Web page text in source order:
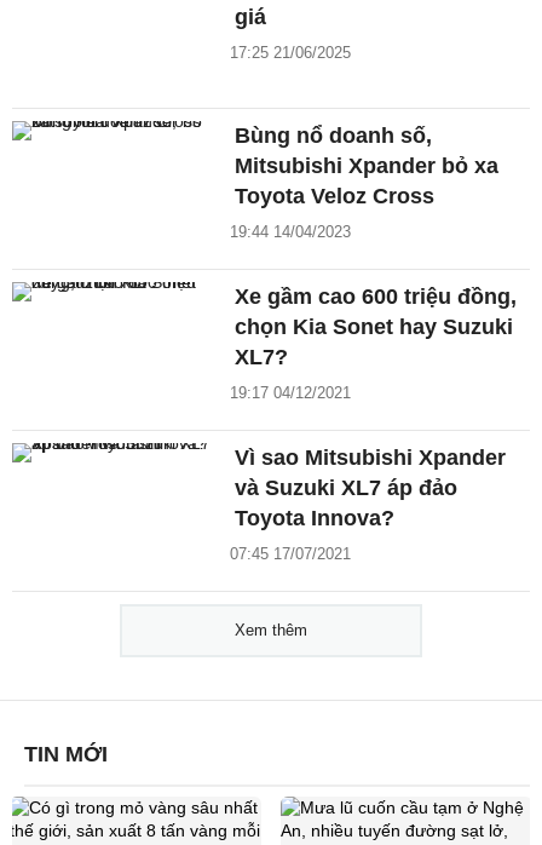
giá
17:25 21/06/2025
Bùng nổ doanh số,
Mitsubishi Xpander bỏ xa
Toyota Veloz Cross
19:44 14/04/2023
Xe gầm cao 600 triệu đồng,
chọn Kia Sonet hay Suzuki
XL7?
19:17 04/12/2021
Vì sao Mitsubishi Xpander
và Suzuki XL7 áp đảo
Toyota Innova?
07:45 17/07/2021
Xem thêm
TIN MỚI